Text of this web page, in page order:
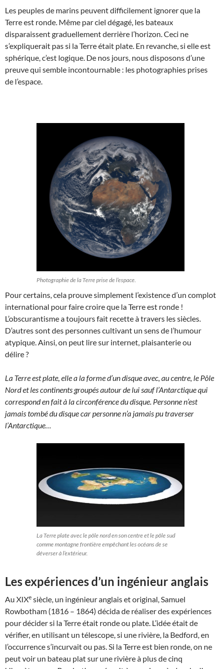
Les peuples de marins peuvent difficilement ignorer que la
Terre est ronde. Même par ciel dégagé, les bateaux
disparaissent graduellement derrière l’horizon. Ceci ne
s’expliquerait pas si la Terre était plate. En revanche, si elle est
sphérique, c’est logique. De nos jours, nous disposons d’une
preuve qui semble incontournable : les photographies prises
de l’espace.
Photographie de la Terre prise de l’espace.
Pour certains, cela prouve simplement l’existence d’un complot
international pour faire croire que la Terre est ronde !
L’obscurantisme a toujours fait recette à travers les siècles.
D’autres sont des personnes cultivant un sens de l’humour
atypique. Ainsi, on peut lire sur internet, plaisanterie ou
délire ?
La Terre est plate, elle a la forme d’un disque avec, au centre, le Pôle
Nord et les continents groupés autour de lui sauf l’Antarctique qui
correspond en fait à la circonférence du disque. Personne n’est
jamais tombé du disque car personne n’a jamais pu traverser
l’Antarctique…
La Terre plate avec le pôle nord en son centre et le pôle sud
comme montagne frontière empêchant les océans de se
déverser à l’extérieur.
Les expériences d’un ingénieur anglais
Au XIXe siècle, un ingénieur anglais et original, Samuel
Rowbotham (1816 – 1864) décida de réaliser des expériences
pour décider si la Terre était ronde ou plate. L’idée était de
vérifier, en utilisant un télescope, si une rivière, la Bedford, en
l’occurrence s’incurvait ou pas. Si la Terre est bien ronde, on ne
peut voir un bateau plat sur une rivière à plus de cinq